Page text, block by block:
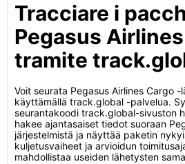
Tracciare i
Pegasus
tramite
Voit seurata Pegasus Airlines Cargo
käyttämällä track.global -palvelua.
seurantakoodi track.global-sivuston
hakee ajantasaiset tiedot suoraan
järjestelmistä ja näyttää paketin
kuljetusvaiheet ja arvioidun
mahdollistaa useiden lähetysten